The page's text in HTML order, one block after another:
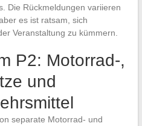
Die Rückmeldungen variieren
es ist ratsam, sich
Veranstaltung zu kümmern.
P2: Motorrad-,
und
separate Motorrad- und